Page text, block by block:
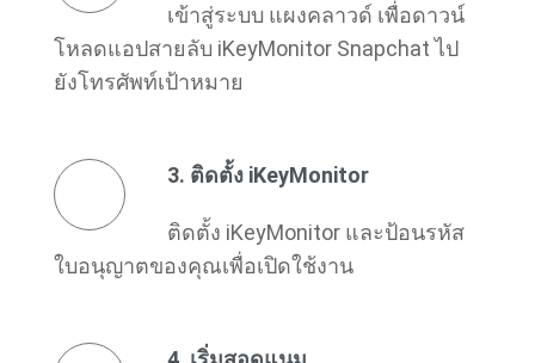
เข้าสู่ระบบ แผงคลาวด์ เพื่อดาวน์
โหลดแอปสายลับ iKeyMonitor Snapchat ไป
ยังโทรศัพท์เป้าหมาย
3. ติดตั้ง iKeyMonitor
ติดตั้ง iKeyMonitor และป้อนรหัส
ใบอนุญาตของคุณเพื่อเปิดใช้งาน